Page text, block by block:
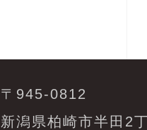
〒945-0812
新潟県柏崎市半田2